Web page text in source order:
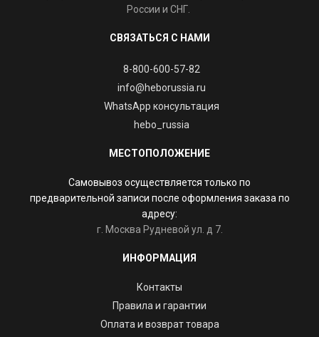
России и СНГ.
СВЯЗАТЬСЯ С НАМИ
8-800-600-57-82
info@heborussia.ru
WhatsApp консультация
hebo_russia
МЕСТОПОЛОЖЕНИЕ
Самовывоз осуществляется только по
предварительной записи после оформления заказа по
адресу:
г. Москва Рудневой ул. д 7.
ИНФОРМАЦИЯ
Контакты
Правила и гарантии
Оплата и возврат товара